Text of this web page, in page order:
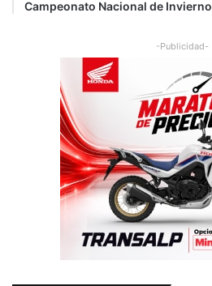
Campeonato Nacional de Invierno
-Publicidad-